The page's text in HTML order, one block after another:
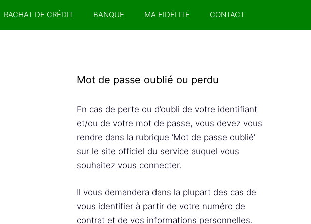
RACHAT DE CRÉDIT BANQUE MA FIDÉLITÉ CONTACT
Mot de passe oublié ou perdu
En cas de perte ou d’oubli de votre identifiant
et/ou de votre mot de passe, vous devez vous
rendre dans la rubrique ‘Mot de passe oublié’
sur le site officiel du service auquel vous
souhaitez vous connecter.
Il vous demandera dans la plupart des cas de
vous identifier à partir de votre numéro de
contrat et de vos informations personnelles.